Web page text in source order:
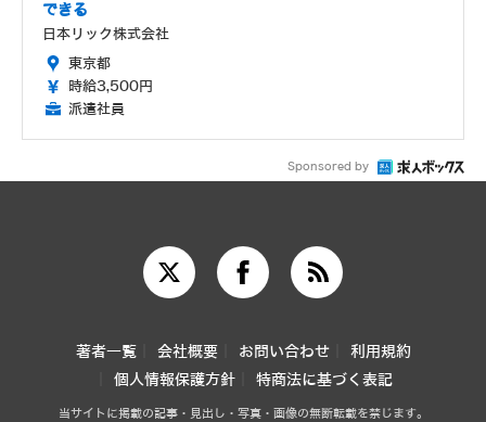
できる
日本リック株式会社
東京都
時給3,500円
派遣社員
Sponsored by
著者一覧 会社概要 お問い合わせ
利用規約
個人情報保護方針
特商法に基づく表記
当サイトに掲載の記事・見出し・写真・画像の無断転載を禁じます。